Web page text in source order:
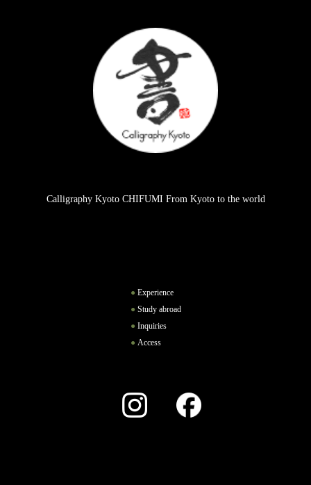
Calligraphy Kyoto CHIFUMI From Kyoto to the world
Experience
Study abroad
Inquiries
Access
Facebook